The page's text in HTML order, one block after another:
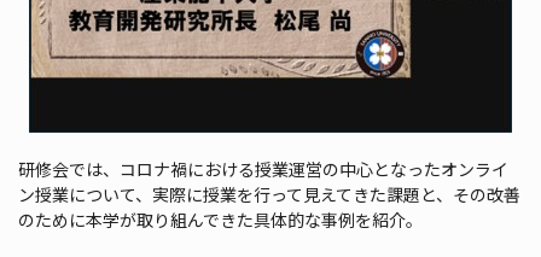
研修会では、コロナ禍における授業運営の中心となったオンライ
ン授業について、実際に授業を行って見えてきた課題と、その改善
のために本学が取り組んできた具体的な事例を紹介。